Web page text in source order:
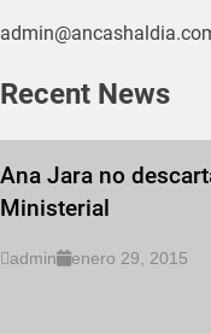
Recent News
Ana Jara no
Ministerial
admin enero 29, 2015